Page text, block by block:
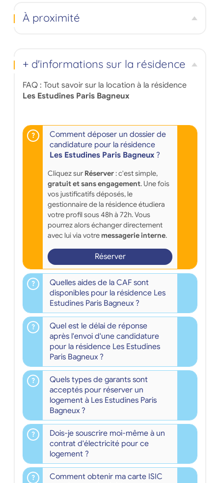
À proximité
+ d'informations sur la résidence
FAQ : Tout savoir sur la location à la résidence
Les Estudines Paris Bagneux
Comment déposer un dossier de
candidature pour la résidence
Les Estudines Paris Bagneux?
Cliquez sur Réserver: c'est simple,
gratuit et sans engagement. Une fois
vos justificatifs déposés, le
gestionnaire de la résidence étudiera
votre profil sous 48h à 72h. Vous
pourrez alors échanger directement
avec lui via votre messagerie interne.
Réserver
Quelles aides de la CAF sont
disponibles pour la résidence Les
Estudines Paris Bagneux ?
Quel est le délai de réponse
après l'envoi d'une candidature
pour la résidence Les Estudines
Paris Bagneux ?
Quels types de garants sont
acceptés pour réserver un
logement à Les Estudines Paris
Bagneux ?
Dois-je souscrire moi-même à un
contrat d'électricité pour ce
logement ?
Comment obtenir ma carte ISIC